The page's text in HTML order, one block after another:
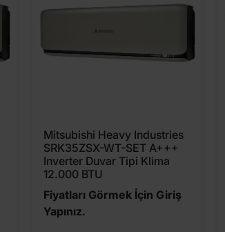
Mitsubishi Heavy Industries
SRK35ZSX-WT-SET A+++
Inverter Duvar Tipi Klima
12.000 BTU
Fiyatları Görmek İçin Giriş
Yapınız.